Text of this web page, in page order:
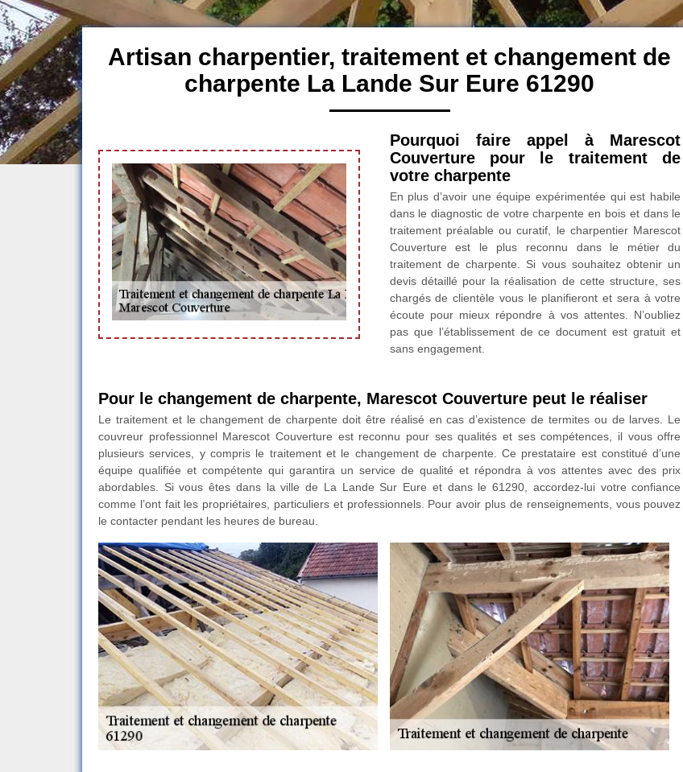
Artisan charpentier, traitement et changement de
charpente La Lande Sur Eure 61290
Pourquoi faire appel à Marescot
Couverture pour le traitement de
votre charpente
En plus d’avoir une équipe expérimentée qui est habile
dans le diagnostic de votre charpente en bois et dans le
traitement préalable ou curatif, le charpentier Marescot
Couverture est le plus reconnu dans le métier du
traitement de charpente. Si vous souhaitez obtenir un
devis détaillé pour la réalisation de cette structure, ses
chargés de clientèle vous le planifieront et sera à votre
écoute pour mieux répondre à vos attentes. N’oubliez
pas que l’établissement de ce document est gratuit et
sans engagement.
Pour le changement de charpente, Marescot Couverture peut le réaliser
Le traitement et le changement de charpente doit être réalisé en cas d’existence de termites ou de larves. Le
couvreur professionnel Marescot Couverture est reconnu pour ses qualités et ses compétences, il vous offre
plusieurs services, y compris le traitement et le changement de charpente. Ce prestataire est constitué d’une
équipe qualifiée et compétente qui garantira un service de qualité et répondra à vos attentes avec des prix
abordables. Si vous êtes dans la ville de La Lande Sur Eure et dans le 61290, accordez-lui votre confiance
comme l’ont fait les propriétaires, particuliers et professionnels. Pour avoir plus de renseignements, vous pouvez
le contacter pendant les heures de bureau.